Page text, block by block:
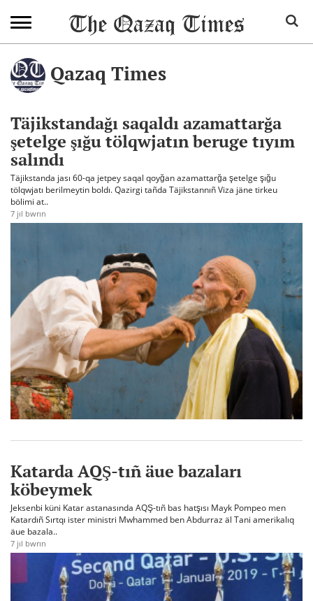
Qazaq Times
Täjikstandağı saqaldı azamattarğa
şetelge şığu tölqwjatın beruge tıyım
salındı
Täjikstanda jası 60-qa jetpey saqal qoyğan azamattarğa şetelge şığu
tölqwjatı berilmeytin boldı. Qazirgi tañda Täjikstannıñ Viza jäne tirkeu
bölimi at..
7 jıl bwrın
Katarda AQŞ-tıñ äue bazaları
köbeymek
Jeksenbi küni Katar astanasında AQŞ-tıñ bas hatşısı Mayk Pompeo men
Katardıñ Sırtqı ister ministri Mwhammed ben Abdurraz äl Tani amerikalıq
äue bazala..
7 jıl bwrın